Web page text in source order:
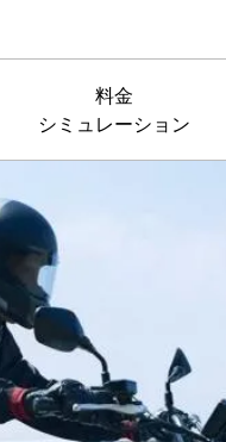
料金
シミュレーション